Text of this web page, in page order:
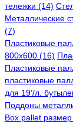
тележки (14)
Металлические
(7)
Пластиковые
800x600 (16)
Пластиковые
пластиковые
для 19'/л.
Поддоны
Box pallet